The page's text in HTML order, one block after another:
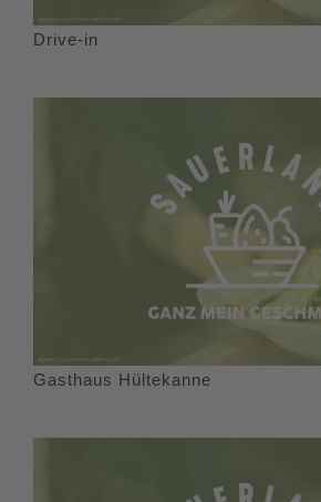
Teerstraße und verläuft mit
Panoramablick am Ortsrand von
laufen über den Zuweg talwärts
Attendorn, wo die Tour endet.
Drive-in
Gasthaus Hültekanne